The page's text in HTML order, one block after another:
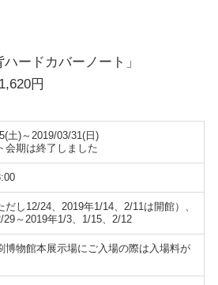
ードカバーノート」
円
土)～2019/03/31(日)
会期は終了しました
だし12/24、2019年1/14、2/11は開館）、
29～2019年1/3、1/15、2/12
博物館本展示場にご入場の際は入場料が